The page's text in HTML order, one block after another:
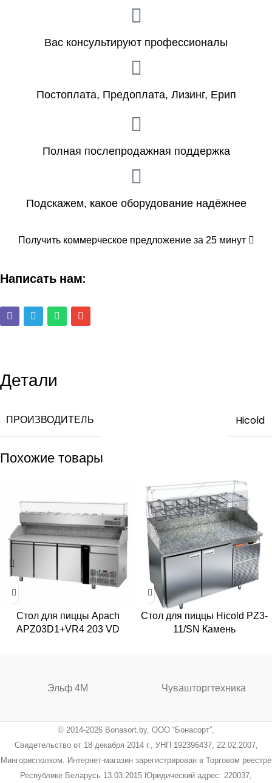
Вас консультируют профессионалы
Постоплата, Предоплата, Лизинг, Ерип
Полная послепродажная поддержка
Подскажем, какое оборудование надёжнее
Получить коммерческое предложение за 25 минут
Написать нам:
Детали
ПРОИЗВОДИТЕЛЬ Hicold
Похожие товары
Стол для пиццы Apach
APZ03D1+VR4 203 VD
Стол для пиццы Hicold PZ3-
11/SN Камень
Эльф 4М Чувашторгтехника
© 2014-2026 Bonasort.by, ООО “Бонасорт”,
Свидетельство от 18 декабря 2014 г., УНП 192396437, 22.02.2007,
Мингорисполком. Интернет-магазин зарегистрирован в Торговом реестре
Республике Беларусь 13.03.2015 Юридический адрес: 220037,